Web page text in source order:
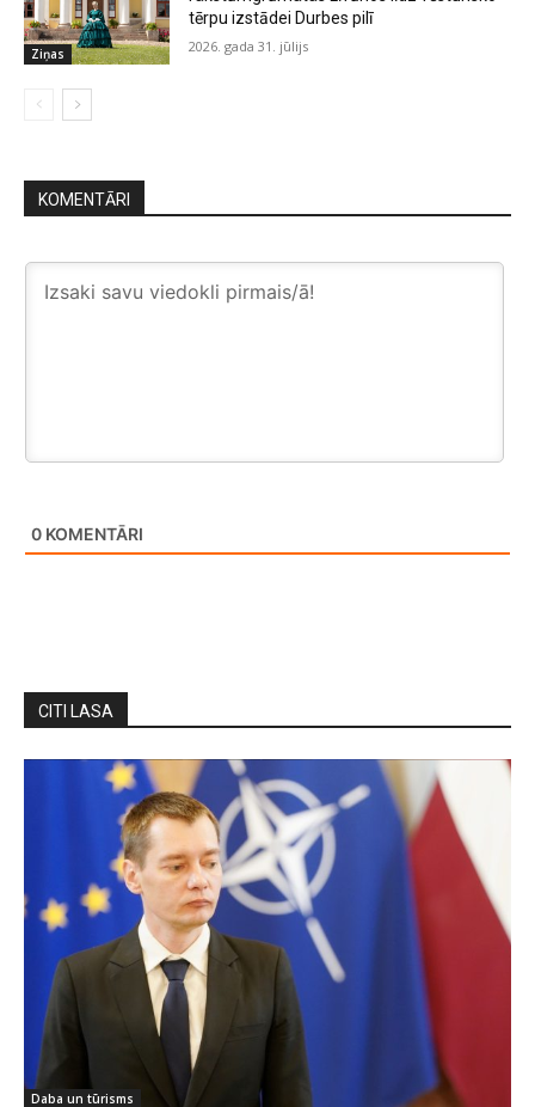
Ziņas
tērpu izstādei Durbes pilī
2026. gada 31. jūlijs
KOMENTĀRI
0 KOMENTĀRI
CITI LASA
Daba un tūrisms